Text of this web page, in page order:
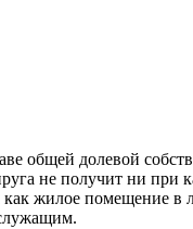
общей долевой
не получит ни при
как жилое помещение в